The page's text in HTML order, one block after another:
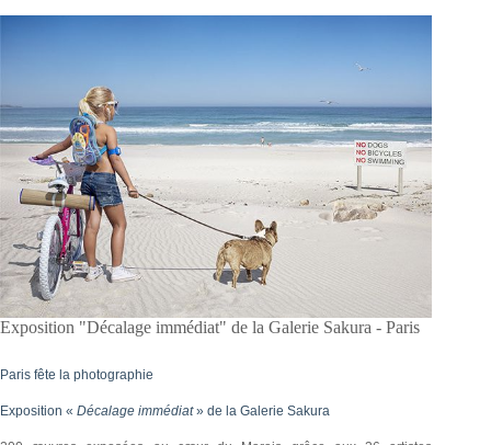
Exposition "Décalage immédiat" de la Galerie Sakura - Paris
Paris fête la photographie
Exposition « Décalage immédiat» de la Galerie Sakura